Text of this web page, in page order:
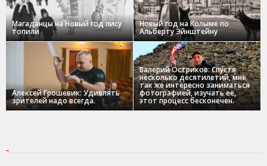
Магаданцы на Новый год лису
топили
Новый год на Колыме по
Альберту Эйнштейну
Алексей Грошевик: Удивлять
зрителей надо всегда.
Валерий Остриков: Спустя
несколько десятилетий, мне
так же интересно заниматься
фотографией, изучать ее,
этот процесс бесконечен.